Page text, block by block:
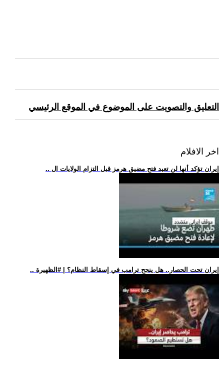
التعليق والتصويت على الموضوع في الموقع الرئيسي
اخر الافلام
.. إيران تؤكد أنها لن تعيد فتح مضيق هرمز قبل التزام الولايات ال
.. إيران تحت الحصار.. هل ينجح ترامب في إسقاط النظام؟ | #الظهيرة